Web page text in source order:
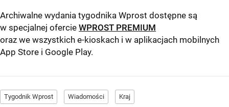
Archiwalne wydania tygodnika Wprost dostępne są
w specjalnej ofercie WPROST PREMIUM
oraz we wszystkich e-kioskach i w aplikacjach mobilnych
App Store i Google Play.
Tygodnik Wprost Wiadomości Kraj